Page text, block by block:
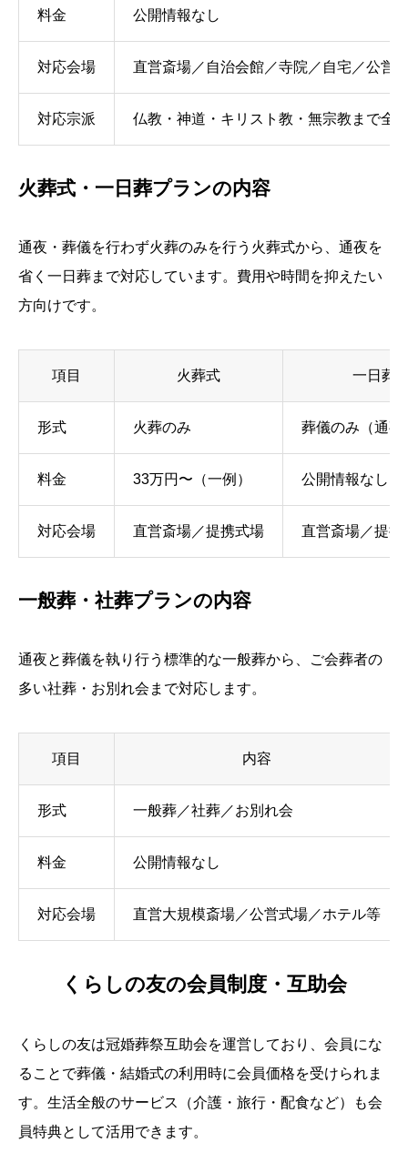
料金 公開情報なし
対応会場 直営斎場／自治会館／寺院／自宅／公営
対応宗派 仏教・神道・キリスト教・無宗教まで全
火葬式・一日葬プランの内容
通夜・葬儀を行わず火葬のみを行う火葬式から、通夜を
省く一日葬まで対応しています。費用や時間を抑えたい
方向けです。
項目 火葬式 一日葬
形式 火葬のみ 葬儀のみ（通夜
料金 33万円〜（一例） 公開情報なし
対応会場 直営斎場／提携式場 直営斎場／提携
一般葬・社葬プランの内容
通夜と葬儀を執り行う標準的な一般葬から、ご会葬者の
多い社葬・お別れ会まで対応します。
項目 内容
形式 一般葬／社葬／お別れ会
料金 公開情報なし
対応会場 直営大規模斎場／公営式場／ホテル等
くらしの友の会員制度・互助会
くらしの友は冠婚葬祭互助会を運営しており、会員にな
ることで葬儀・結婚式の利用時に会員価格を受けられま
す。生活全般のサービス（介護・旅行・配食など）も会
員特典として活用できます。